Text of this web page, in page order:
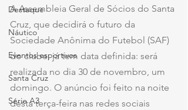
Destaque
Náutico
Eventos esportivos
Santa Cruz
Série A3
A Assembleia Geral de Sócios do Santa
Cruz, que decidirá o futuro da
Sociedade Anônima do Futebol (SAF)
do clube, já tem data definida: será
realizada no dia 30 de novembro, um
domingo. O anúncio foi feito na noite
desta terça-feira nas redes sociais